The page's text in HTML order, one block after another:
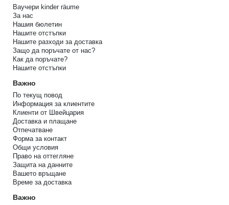
Ваучери kinder räume
За нас
Нашия бюлетин
Нашите отстъпки
Нашите разходи за доставка
Защо да поръчате от нас?
Как да поръчате?
Нашите отстъпки
Важно
По текущ повод
Информация за клиентите
Клиенти от Швейцария
Доставка и плащане
Отпечатване
Форма за контакт
Общи условия
Право на оттегляне
Защита на данните
Вашето връщане
Време за доставка
Важно